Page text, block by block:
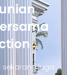
sekarang juga.